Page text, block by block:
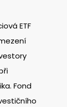
ETF
Fond